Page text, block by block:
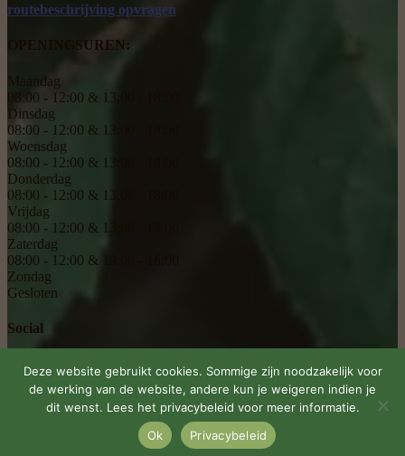
routebeschrijving opvragen
OPENINGSUREN:
Maandag
08:00 - 12:00 & 13:00 - 18:00
Dinsdag
08:00 - 12:00 & 13:00 - 18:00
Woensdag
08:00 - 12:00 & 13:00 - 18:00
Donderdag
08:00 - 12:00 & 13:00 - 18:00
Vrijdag
08:00 - 12:00 & 13:00 - 18:00
Zaterdag
08:00 - 12:00 & 13:00 - 16:00
Zondag
Gesloten
Social
© 2026 Eeman Tuinmachines|Site Door
voorwaarden
Deze website gebruikt cookies. Sommige zijn noodzakelijk voor
de werking van de website, andere kun je weigeren indien je
dit wenst. Lees het privacybeleid voor meer informatie.
Ok
Privacybeleid